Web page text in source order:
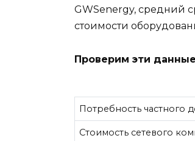
GWSenergy, средний
стоимости
Проверим эти
Потребность частного
Стоимость сетевого